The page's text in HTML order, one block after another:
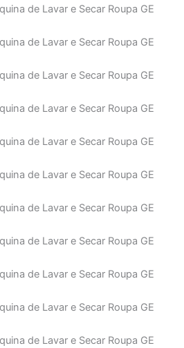
de Lavar e Secar Roupa GE
de Lavar e Secar Roupa GE
de Lavar e Secar Roupa GE
de Lavar e Secar Roupa GE
de Lavar e Secar Roupa GE
de Lavar e Secar Roupa GE
de Lavar e Secar Roupa GE
de Lavar e Secar Roupa GE
de Lavar e Secar Roupa GE
de Lavar e Secar Roupa GE
de Lavar e Secar Roupa GE